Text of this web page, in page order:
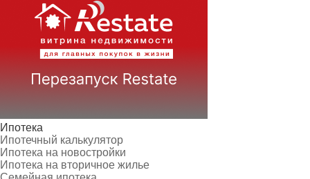
Ипотека
Ипотечный калькулятор
Ипотека на новостройки
Ипотека на вторичное жилье